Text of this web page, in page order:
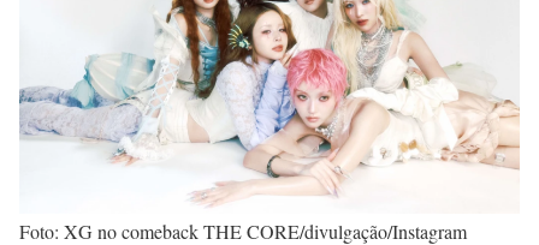
Foto: XG no comeback THE CORE/divulgação/Instagram